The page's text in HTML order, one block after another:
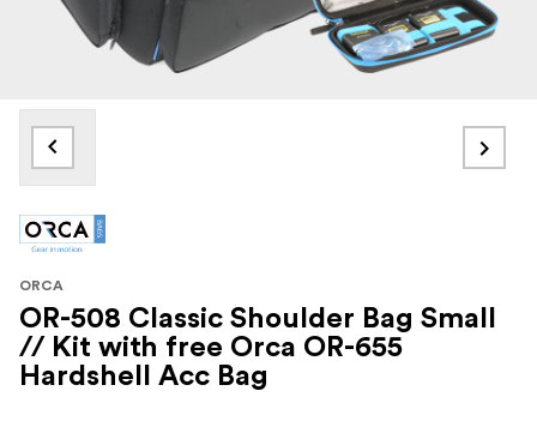
ORCA
OR-508 Classic Shoulder Bag Small
// Kit with free Orca OR-655
Hardshell Acc Bag